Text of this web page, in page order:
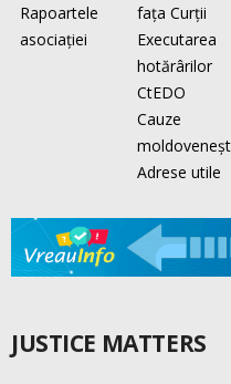
Rapoartele
asociaţiei
faţa Curţii
Executarea
hotărârilor
CtEDO
Cauze
Adrese utile
JUSTICE MATTERS